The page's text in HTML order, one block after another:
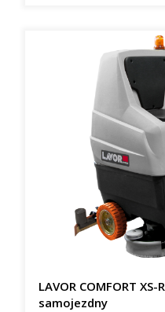
LAVOR COMFORT
samojezdny